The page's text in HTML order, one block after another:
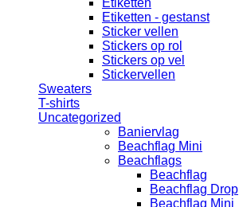
Etiketten - gestanst
Sticker vellen
Stickers op rol
Stickers op vel
Stickervellen
Sweaters
T-shirts
Uncategorized
Baniervlag
Beachflag Mini
Beachflags
Beachflag
Beachflag Drop
Beachflag Mini